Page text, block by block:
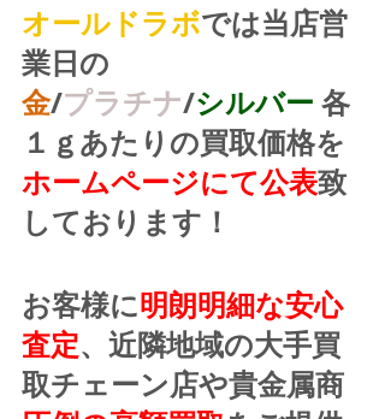
オールドラボでは当店営
業日の
金/プラチナ/シルバー 各
１ｇあたりの買取価格を
ホームページにて公表致
しております！
お客様に明朗明細な安心
査定、近隣地域の大手買
取チェーン店や貴金属商